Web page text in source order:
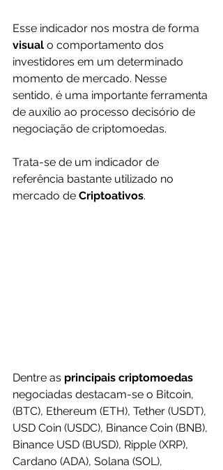
Esse indicador nos mostra de forma
visual o comportamento dos
investidores em um determinado
momento de mercado. Nesse
sentido, é uma importante ferramenta
de auxílio ao processo decisório de
negociação de criptomoedas.
Trata-se de um indicador de
referência bastante utilizado no
mercado de Criptoativos.
Dentre as principais criptomoedas
negociadas destacam-se o Bitcoin,
(BTC), Ethereum (ETH), Tether (USDT),
USD Coin (USDC), Binance Coin (BNB),
Binance USD (BUSD), Ripple (XRP),
Cardano (ADA), Solana (SOL),